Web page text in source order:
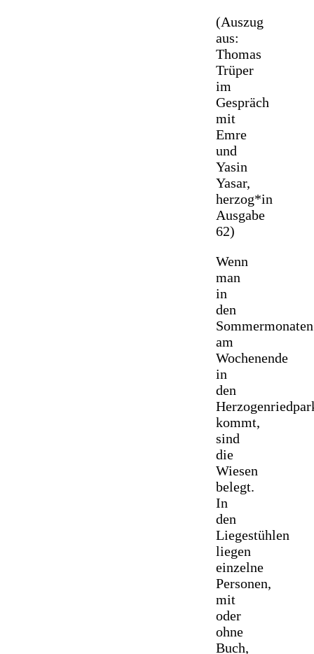
(Auszug
aus:
Thomas
Trüper
im
Gespräch
mit
Emre
und
Yasin
Yasar,
herzog*in
Ausgabe
62)
Wenn
man
in
den
Sommermonaten
am
Wochenende
in
den
kommt,
sind
die
Wiesen
belegt.
In
den
Liegestühlen
liegen
einzelne
Personen,
mit
oder
ohne
Buch,